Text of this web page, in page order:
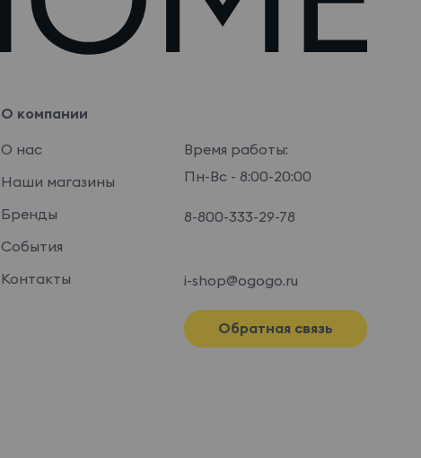
О компании
О нас
Наши магазины
Бренды
События
Контакты
Время работы:
Пн-Вс - 8:00-20:00
8-800-333-29-78
i-shop@ogogo.ru
Обратная связь